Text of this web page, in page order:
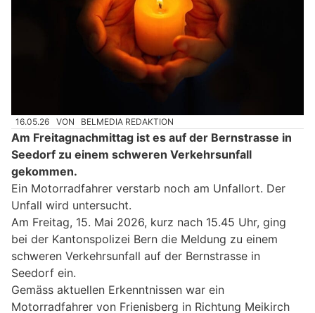
16.05.26 VON BELMEDIA REDAKTION
Am Freitagnachmittag ist es auf der Bernstrasse in
Seedorf zu einem schweren Verkehrsunfall
gekommen.
Ein Motorradfahrer verstarb noch am Unfallort. Der
Unfall wird untersucht.
Am Freitag, 15. Mai 2026, kurz nach 15.45 Uhr, ging
bei der Kantonspolizei Bern die Meldung zu einem
schweren Verkehrsunfall auf der Bernstrasse in
Seedorf ein.
Gemäss aktuellen Erkenntnissen war ein
Motorradfahrer von Frienisberg in Richtung Meikirch